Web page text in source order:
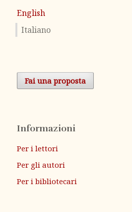
English
Italiano
Fai una proposta
Informazioni
Per i lettori
Per gli autori
Per i bibliotecari